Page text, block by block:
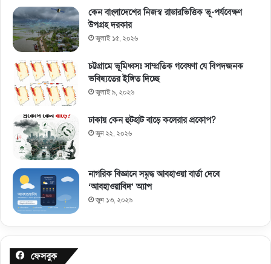
কেন বাংলাদেশের নিজস্ব রাডারভিত্তিক ভূ-পর্যবেক্ষণ
উপগ্রহ দরকার
জুলাই ১৫, ২০২৬
চট্টগ্রামে ভূমিধ্বসঃ সাম্প্রতিক গবেষণা যে বিপদজনক
ভবিষ্যতের ইঙ্গিত দিচ্ছে
জুলাই ৯, ২০২৬
ঢাকায় কেন হুটহাট বাড়ে কলেরার প্রকোপ?
জুন ২২, ২০২৬
নাগরিক বিজ্ঞানে সমৃদ্ধ আবহাওয়া বার্তা দেবে
‘আবহাওয়াবিদ’ অ্যাপ
জুন ১৩, ২০২৬
ফেসবুক